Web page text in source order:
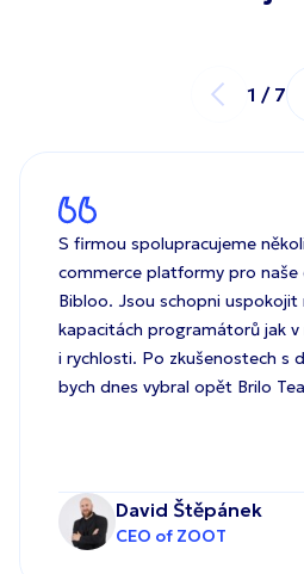
1 / 7
S firmou spolupracujeme
commerce platformy pro naše
Bibloo. Jsou schopni
kapacitách programátorů jak
i rychlosti. Po zkušenostech s
bych dnes vybral opět Brilo
David Štěpánek
CEO of ZOOT